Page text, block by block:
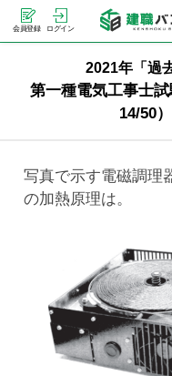
会員登録 ログイン
2021年「過
第一種電気工事士
14/50）
写真で示す電磁調理
の加熱原理は。